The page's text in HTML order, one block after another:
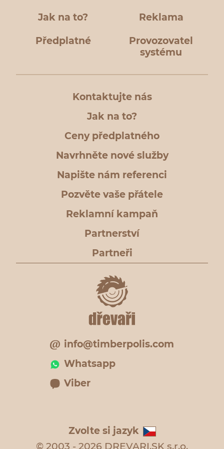
Jak na to? Reklama
Předplatné
Provozovatel
systému
Kontaktujte nás
Jak na to?
Ceny předplatného
Navrhněte nové služby
Napište nám referenci
Pozvěte vaše přátele
Reklamní kampaň
Partnerství
Partneři
info@timberpolis.com
Whatsapp
Viber
Zvolte si jazyk
© 2003 - 2026 DREVARI.SK s.r.o.